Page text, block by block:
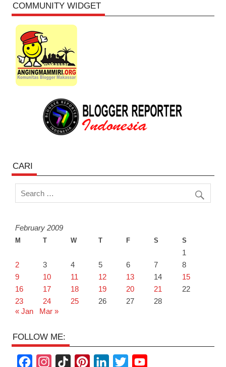
COMMUNITY WIDGET
CARI
February 2009
M T W T F S S
1
2
3 4 5 6 7
8
9
10 11 12 13 14
15
16
17 18 19 20 21
22
23
24 25 26 27
28
« Jan
Mar »
FOLLOW ME: